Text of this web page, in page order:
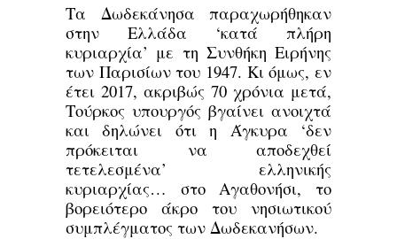
Tα Δωδεκάνησα παραχωρήθηκαν
στην Ελλάδα ‘κατά πλήρη
κυριαρχία’ με τη Συνθήκη Ειρήνης
των Παρισίων του 1947. Κι όμως, εν
έτει 2017, ακριβώς 70 χρόνια μετά,
Τούρκος υπουργός βγαίνει ανοιχτά
και δηλώνει ότι η Άγκυρα ‘δεν
πρόκειται να αποδεχθεί
τετελεσμένα’ ελληνικής
κυριαρχίας… στο Αγαθονήσι, το
βορειότερο άκρο του νησιωτικού
συμπλέγματος των Δωδεκανήσων.